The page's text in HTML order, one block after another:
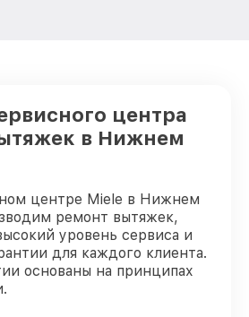
центра
в Нижнем
центре Miele в Нижнем
ремонт вытяжек,
уровень сервиса и
для каждого клиента.
основаны на принципах